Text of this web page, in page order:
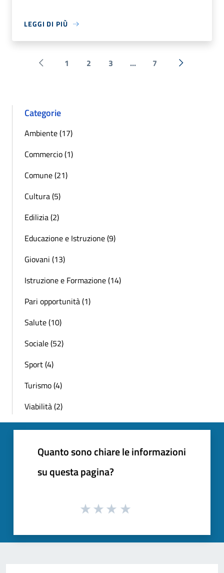
LEGGI DI PIÙ
Pagina precedente
1 2 3 ... 7 Successiva
Categorie
Ambiente (17)
Commercio (1)
Comune (21)
Cultura (5)
Edilizia (2)
Educazione e Istruzione (9)
Giovani (13)
Istruzione e Formazione (14)
Pari opportunità (1)
Salute (10)
Sociale (52)
Sport (4)
Turismo (4)
Viabilità (2)
Quanto sono chiare le informazioni
su questa pagina?